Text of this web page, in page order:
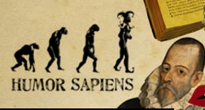
Pasar
al